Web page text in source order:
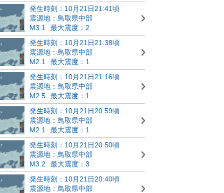
発生時刻：10月21日21:41頃
震源地：鳥取県中部
M3.1
最大震度：2
発生時刻：10月21日21:38頃
震源地：鳥取県中部
M2.1
最大震度：1
発生時刻：10月21日21:16頃
震源地：鳥取県中部
M2.5
最大震度：1
発生時刻：10月21日20:59頃
震源地：鳥取県中部
M2.1
最大震度：1
発生時刻：10月21日20:50頃
震源地：鳥取県中部
M3.2
最大震度：3
発生時刻：10月21日20:40頃
震源地：鳥取県中部